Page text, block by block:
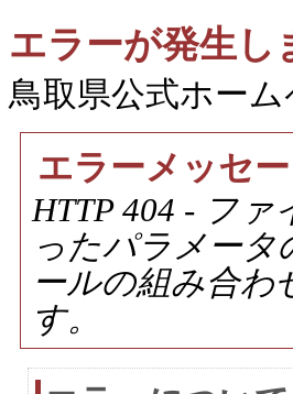
エラーが発生し
鳥取県公式ホー
エラーメッセ
HTTP 404 - フ
ったパラメー
ールの組み合わ
す。